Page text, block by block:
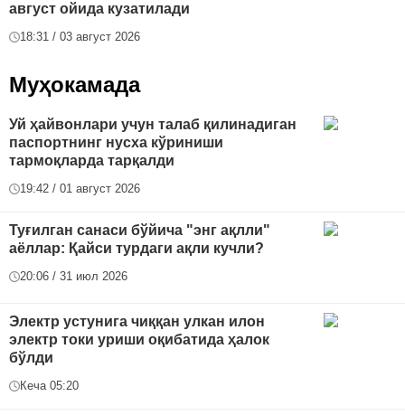
август ойида кузатилади
18:31 / 03 август 2026
Муҳокамада
Уй ҳайвонлари учун талаб қилинадиган
паспортнинг нусха кўриниши
тармоқларда тарқалди
19:42 / 01 август 2026
Туғилган санаси бўйича "энг ақлли"
аёллар: Қайси турдаги ақли кучли?
20:06 / 31 июл 2026
Электр устунига чиққан улкан илон
электр токи уриши оқибатида ҳалок
бўлди
Кеча 05:20